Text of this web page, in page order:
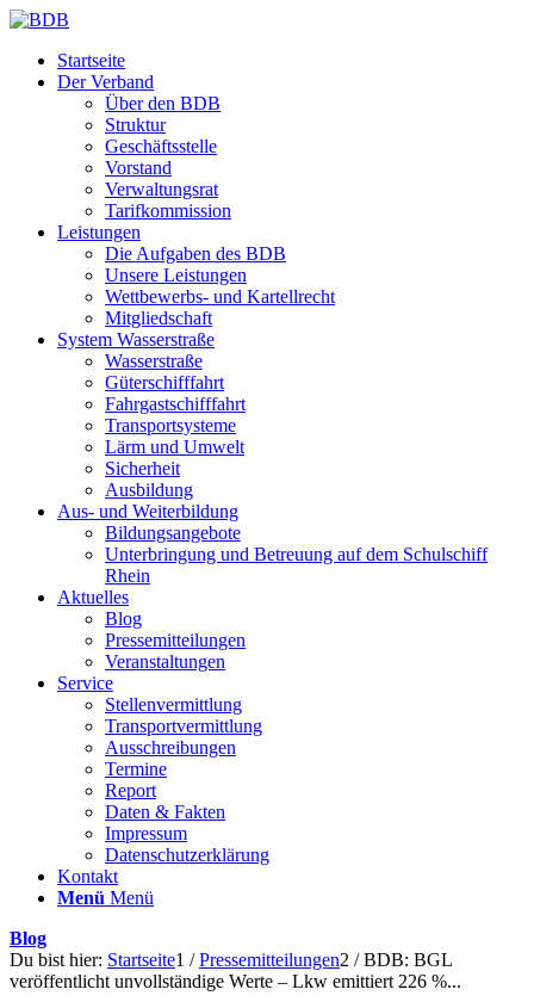
Startseite
Der Verband
Über den BDB
Struktur
Geschäftsstelle
Vorstand
Verwaltungsrat
Tarifkommission
Leistungen
Die Aufgaben des BDB
Unsere Leistungen
Wettbewerbs- und Kartellrecht
Mitgliedschaft
System Wasserstraße
Wasserstraße
Güterschifffahrt
Fahrgastschifffahrt
Transportsysteme
Lärm und Umwelt
Sicherheit
Ausbildung
Aus- und Weiterbildung
Bildungsangebote
Unterbringung und Betreuung auf dem Schulschiff
Rhein
Aktuelles
Blog
Pressemitteilungen
Veranstaltungen
Service
Stellenvermittlung
Transportvermittlung
Ausschreibungen
Termine
Report
Daten & Fakten
Impressum
Datenschutzerklärung
Kontakt
Menü Menü
Blog
Du bist hier: Startseite1 / Pressemitteilungen2 / BDB: BGL
veröffentlicht unvollständige Werte – Lkw emittiert 226 %...